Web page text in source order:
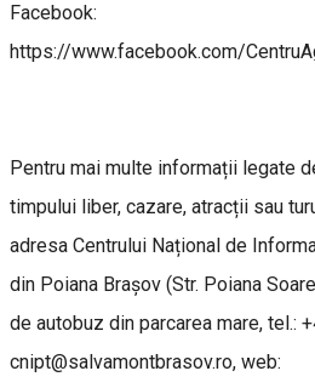
Facebook:
https://www.facebook.com/
Pentru mai multe informații legate
timpului liber, cazare, atracții sau
adresa Centrului Național de
din Poiana Brașov (Str. Poiana
de autobuz din parcarea mare, tel.:
cnipt@salvamontbrasov.ro, web: